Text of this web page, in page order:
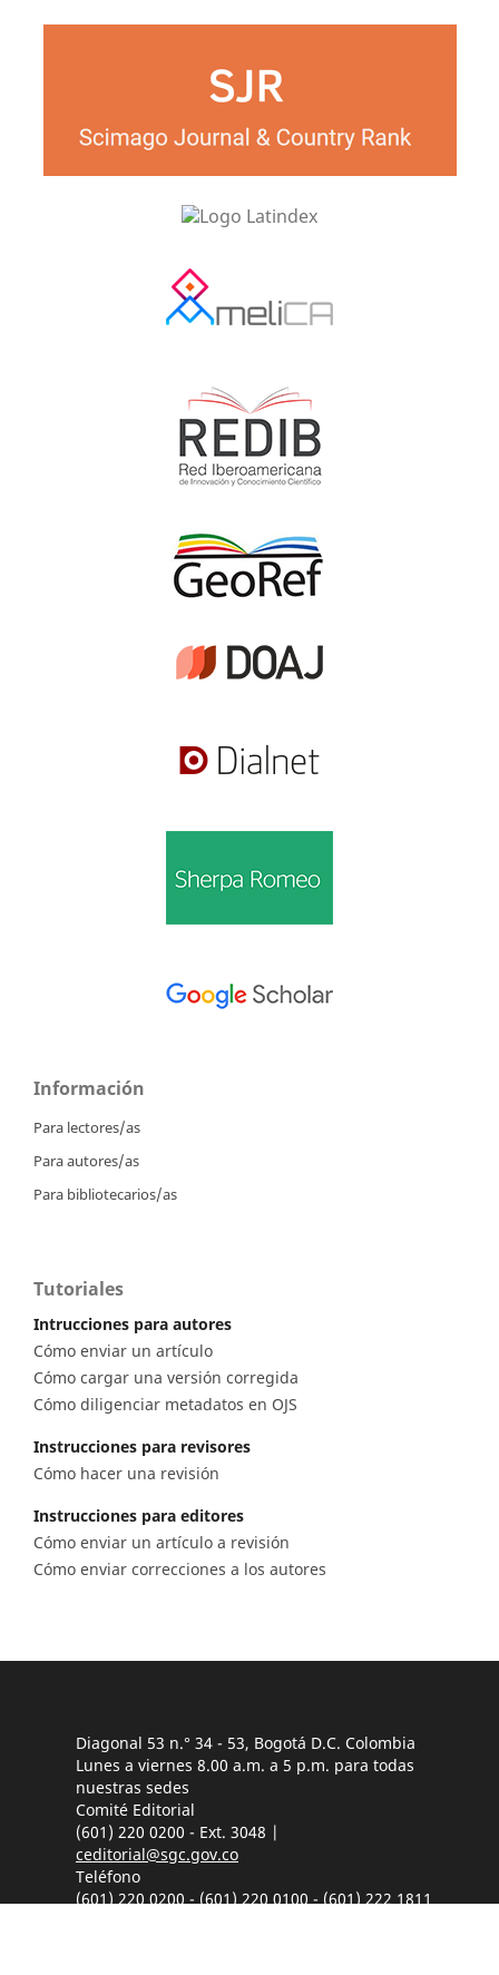
Información
Para lectores/as
Para autores/as
Para bibliotecarios/as
Tutoriales
Intrucciones para autores
Cómo enviar un artículo
Cómo cargar una versión corregida
Cómo diligenciar metadatos en OJS
Instrucciones para revisores
Cómo hacer una revisión
Instrucciones para editores
Cómo enviar un artículo a revisión
Cómo enviar correcciones a los autores
Diagonal 53 n.° 34 - 53, Bogotá D.C. Colombia
Lunes a viernes 8.00 a.m. a 5 p.m. para todas
nuestras sedes
Comité Editorial
(601) 220 0200 - Ext. 3048 |
ceditorial@sgc.gov.co
Teléfono
(601) 220 0200 - (601) 220 0100 - (601) 222 1811